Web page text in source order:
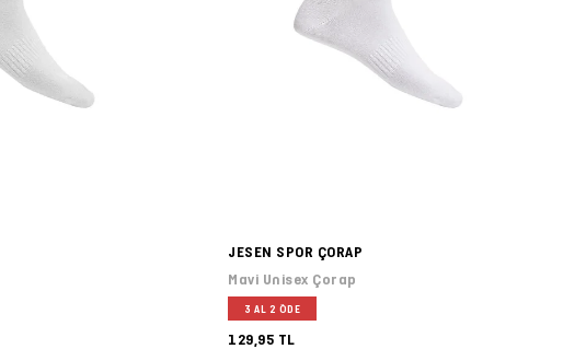
JESEN SPOR ÇORAP
Mavi Unisex Çorap
3 AL 2 ÖDE
129,95 TL